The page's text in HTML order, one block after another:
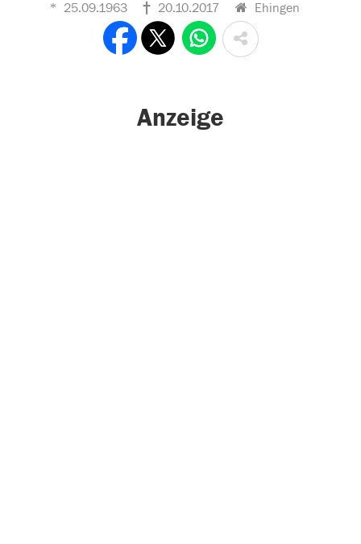
25.09.1963 20.10.2017 Ehingen
Anzeige